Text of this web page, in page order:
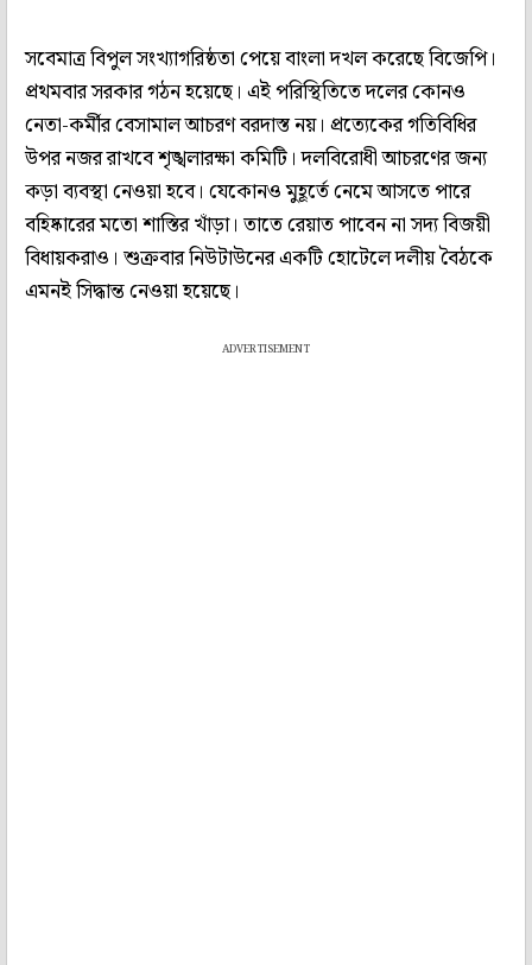
সবেমাত্র বিপুল সংখ্যাগরিষ্ঠতা পেয়ে বাংলা দখল করেছে বিজেপি।
প্রথমবার সরকার গঠন হয়েছে। এই পরিস্থিতিতে দলের কোনও
নেতা-কর্মীর বেসামাল আচরণ বরদাস্ত নয়। প্রত্যেকের গতিবিধির
উপর নজর রাখবে শৃঙ্খলারক্ষা কমিটি। দলবিরোধী আচরণের জন্য
কড়া ব্যবস্থা নেওয়া হবে। যেকোনও মুহূর্তে নেমে আসতে পারে
বহিষ্কারের মতো শাস্তির খাঁড়া। তাতে রেয়াত পাবেন না সদ্য বিজয়ী
বিধায়করাও। শুক্রবার নিউটাউনের একটি হোটেলে দলীয় বৈঠকে
এমনই সিদ্ধান্ত নেওয়া হয়েছে।
ADVERTISEMENT